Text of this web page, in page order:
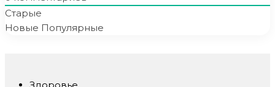
Старые
Новые Популярные